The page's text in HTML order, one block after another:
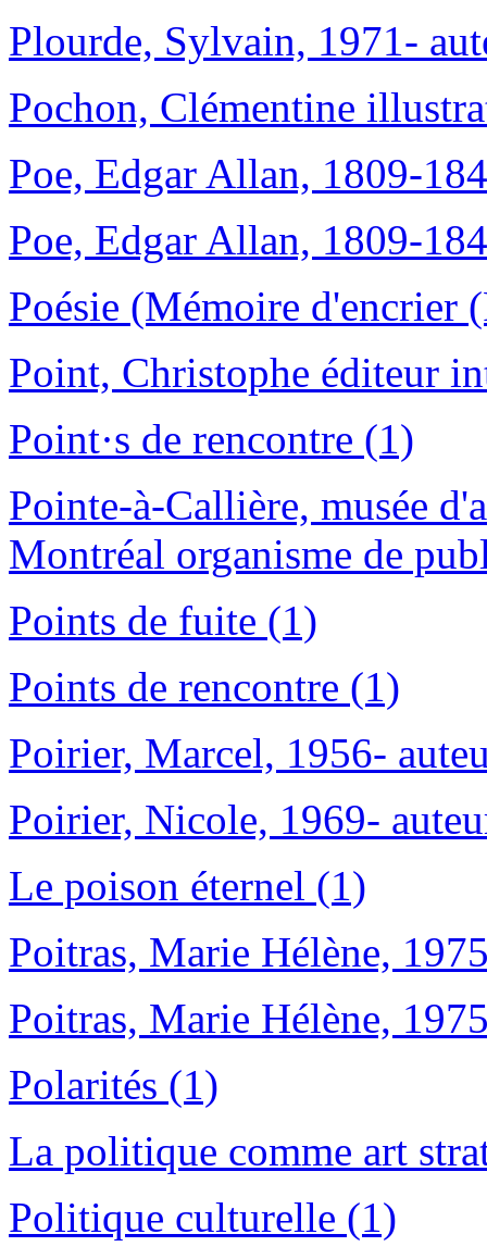
Plourde, Sylvain, 1971-
Pochon, Clémentine
Poe, Edgar Allan, 1809-
Poe, Edgar Allan, 1809-
Poésie (Mémoire d'encrier
Point, Christophe éditeur
Point·s de rencontre (1)
Pointe-à-Callière, musée
Montréal organisme de
Points de fuite (1)
Points de rencontre (1)
Poirier, Marcel, 1956-
Poirier, Nicole, 1969-
Le poison éternel (1)
Poitras, Marie Hélène,
Poitras, Marie Hélène,
Polarités (1)
La politique comme art
Politique culturelle (1)